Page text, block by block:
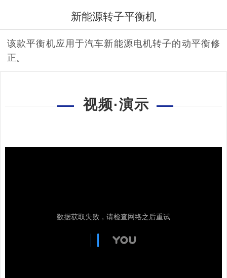
新能源转子平衡机
该款平衡机应用于汽车新能源电机转子的动平衡修
正。
视频·演示